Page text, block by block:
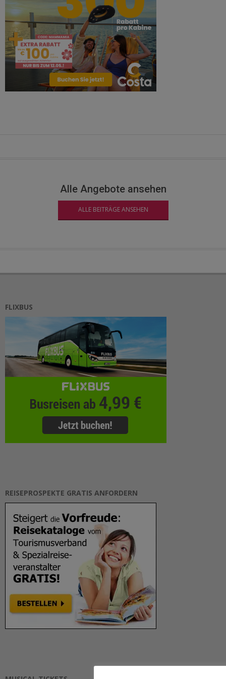
Alle Angebote ansehen
ALLE BEITRÄGE ANSEHEN
FLIXBUS
REISEPROSPEKTE GRATIS ANFORDERN